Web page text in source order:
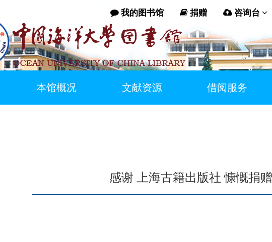
我的图书馆 捐赠 咨询台
本馆概况 文献资源 借阅服务
感谢 上海古籍出版社 慷慨捐赠